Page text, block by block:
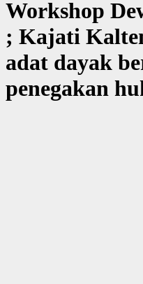
Workshop
; Kajati
adat dayak
penegakan